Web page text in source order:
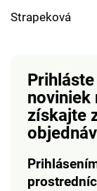
Strapeková
noviniek
získajte